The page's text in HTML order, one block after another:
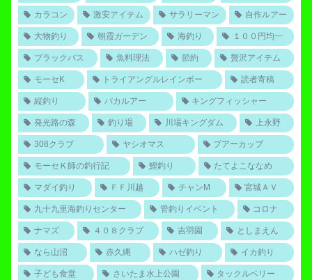
カラコン 激安アイテム サラリーマン 自作ルアー
大物釣り 朝霞ガーデン 海釣り １００円均一
ブラックバス 魚料理法 節約 贅沢アイテム
モーセK トライアングルレインボー 読者寄稿
縦釣り バカルアー キングフィッシャー
発光路の森 釣り場 川場キングダム 上永野
308クラブ ヤシオマス プアーカップ
モーセＫ師の釣行記 鯉釣り たてよこななめ
マダイ釣り ＦＦ川越 チャンM 宮城ＡＶ
九十九里海釣りセンター 管釣りイベント コロナ
ナマズ ４０８クラブ 吉羽園 としまえん
なら山沼 赤久縄 ハゼ釣り イカ釣り
子ども食堂 さいたま水上公園 タックルベリー